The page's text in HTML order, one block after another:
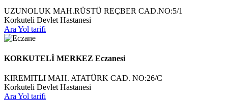
UZUNOLUK MAH.RÜSTÜ REÇBER CAD.NO:5/1
Korkuteli Devlet Hastanesi
Ara Yol tarifi
KORKUTELİ MERKEZ Eczanesi
KIREMITLI MAH. ATATÜRK CAD. NO:26/C
Korkuteli Devlet Hastanesi
Ara Yol tarifi